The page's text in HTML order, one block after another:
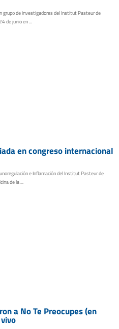
grupo de investigadores del Institut Pasteur de
de junio en ...
en congreso internacional
e Inflamación del Institut Pasteur de
de la ...
a No Te Preocupes (en